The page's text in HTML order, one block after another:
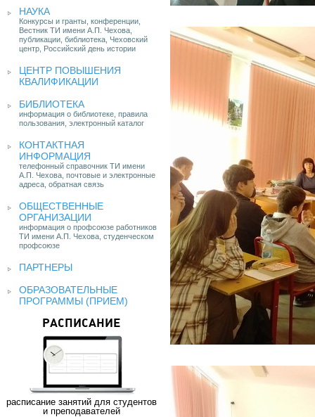
НАУКА
Конкурсы и гранты, конференции,
Вестник ТИ имени А.П. Чехова,
публикации, библиотека, Чеховский
центр, Российский день истории
ЦЕНТР ПОВЫШЕНИЯ
КВАЛИФИКАЦИИ
БИБЛИОТЕКА
информация о библиотеке, правила
пользования, электронный каталог
КОНТАКТНАЯ
ИНФОРМАЦИЯ
телефонный справочник ТИ имени
А.П. Чехова, почтовые и электронные
адреса, обратная связь
ОБЩЕСТВЕННЫЕ
ОРГАНИЗАЦИИ
информация о профсоюзе работников
ТИ имени А.П. Чехова, студенческом
профсоюзе
ПАРТНЕРЫ
ОБРАЗОВАТЕЛЬНЫЕ
ПРОГРАММЫ (ПРИЕМ)
РАСПИСАНИЕ
расписание занятий для студентов
и преподавателей